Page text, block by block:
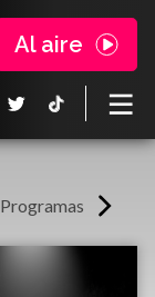
Al aire
Programas